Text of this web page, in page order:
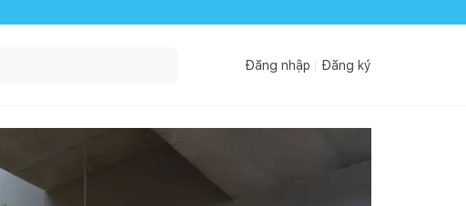
Đăng nhập Đăng ký